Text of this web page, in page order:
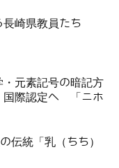
長崎県教員たち
・元素記号の暗記方
国際認定へ 「ニホ
統「乳（ちち）